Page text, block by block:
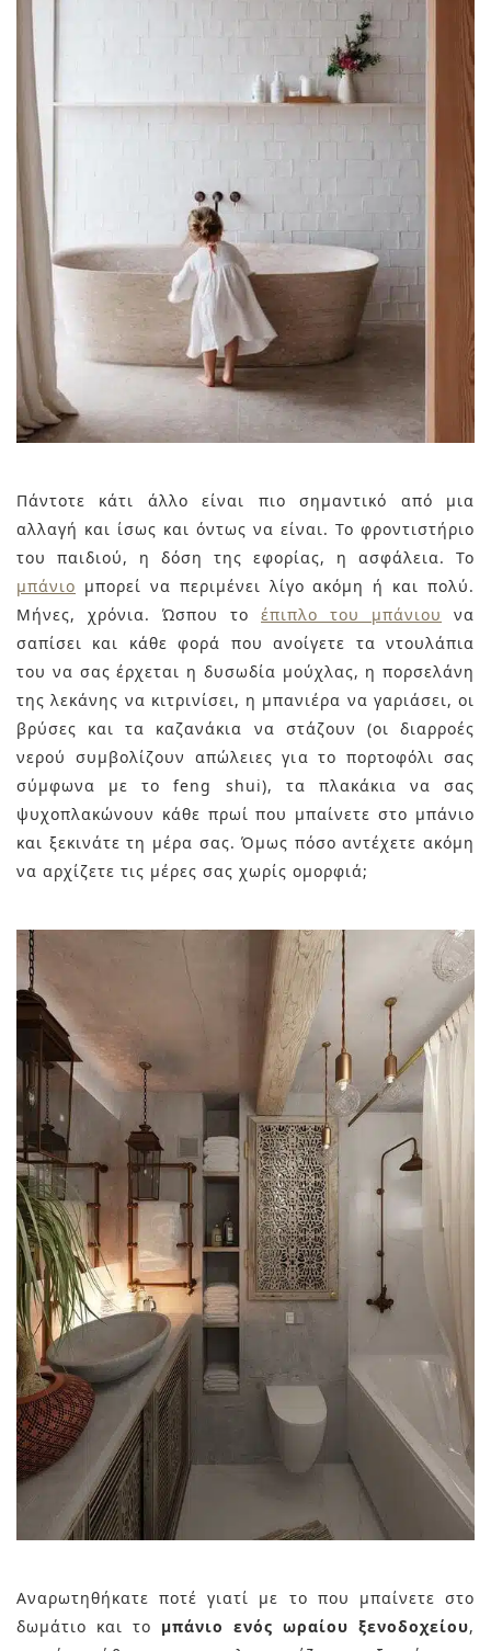
Πάντοτε κάτι άλλο είναι πιο σημαντικό από μια
αλλαγή και ίσως και όντως να είναι. Το φροντιστήριο
του παιδιού, η δόση της εφορίας, η ασφάλεια. Το
μπάνιο μπορεί να περιμένει λίγο ακόμη ή και πολύ.
Μήνες, χρόνια. Ώσπου το έπιπλο του μπάνιου
να
σαπίσει και κάθε φορά που ανοίγετε τα ντουλάπια
του να σας έρχεται η δυσωδία μούχλας, η πορσελάνη
της λεκάνης να κιτρινίσει, η μπανιέρα να γαριάσει, οι
βρύσες και τα καζανάκια να στάζουν (οι διαρροές
νερού συμβολίζουν απώλειες για το πορτοφόλι σας
σύμφωνα με το feng shui), τα πλακάκια να σας
ψυχοπλακώνουν κάθε πρωί που μπαίνετε στο μπάνιο
και ξεκινάτε τη μέρα σας. Όμως πόσο αντέχετε ακόμη
να αρχίζετε τις μέρες σας χωρίς ομορφιά;
Αναρωτηθήκατε ποτέ γιατί με το που μπαίνετε στο
δωμάτιο και το μπάνιο ενός ωραίου ξενοδοχείου,